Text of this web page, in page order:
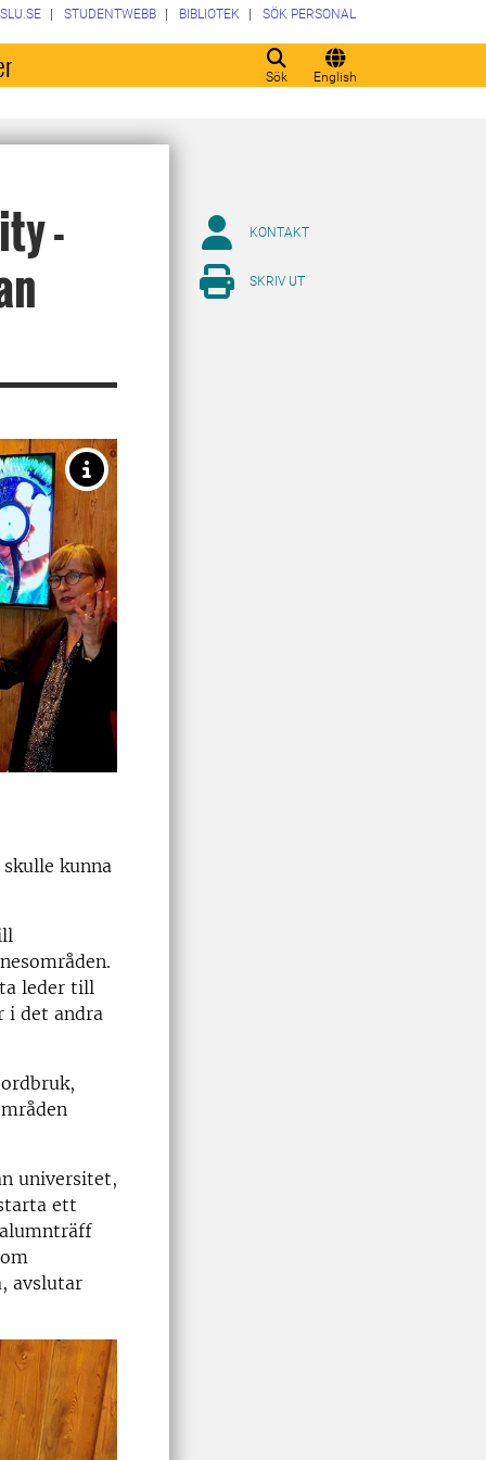
Sök English
SLU.SE STUDENTWEBB BIBLIOTEK SÖK PERSONAL
-
kunna
leder till
i det andra
universitet,
ett
avslutar
KONTAKT
SKRIV UT